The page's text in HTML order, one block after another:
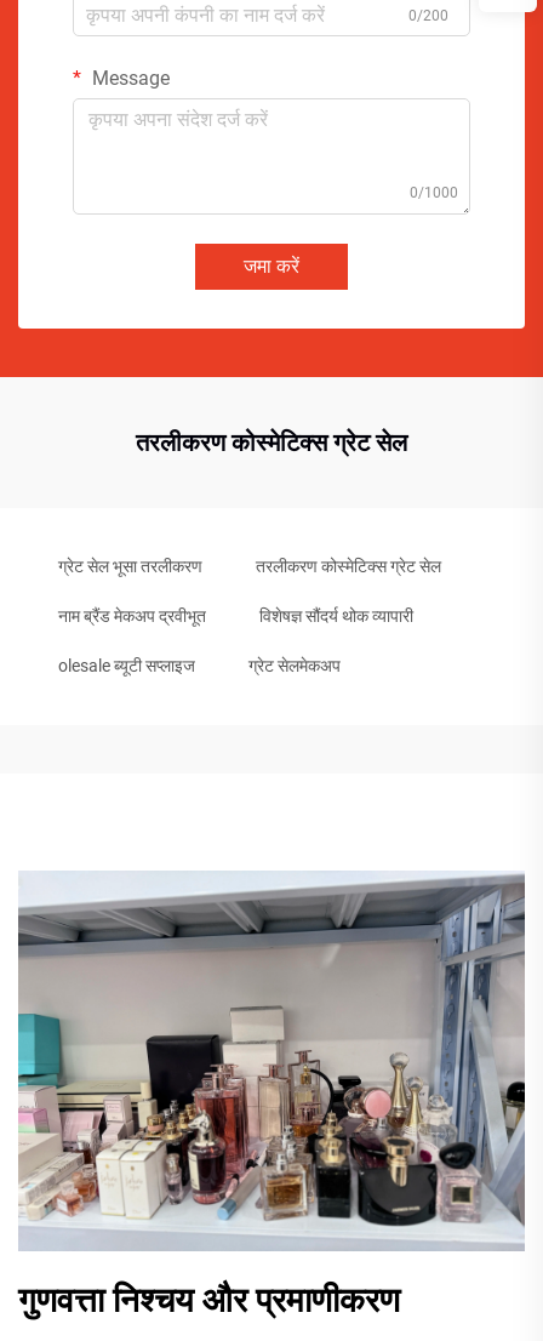
0/200
Message
0/1000
जमा करें
तरलीकरण कोस्मेटिक्स ग्रेट सेल
ग्रेट सेल भूसा तरलीकरण तरलीकरण कोस्मेटिक्स ग्रेट सेल
नाम ब्रैंड मेकअप द्रवीभूत विशेषज्ञ सौंदर्य थोक व्यापारी
olesale ब्यूटी सप्लाइज ग्रेट सेलमेकअप
गुणवत्ता निश्चय और प्रमाणीकरण